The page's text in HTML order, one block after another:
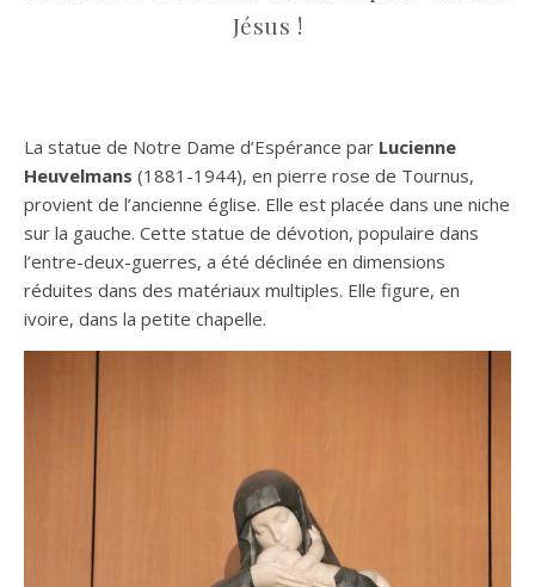
Jésus !
La statue de Notre Dame d’Espérance par Lucienne
Heuvelmans (1881-1944), en pierre rose de Tournus,
provient de l’ancienne église. Elle est placée dans une niche
sur la gauche. Cette statue de dévotion, populaire dans
l’entre-deux-guerres, a été déclinée en dimensions
réduites dans des matériaux multiples. Elle figure, en
ivoire, dans la petite chapelle.